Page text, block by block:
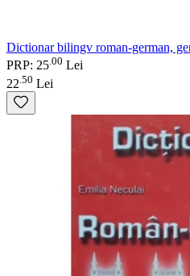
Dictionar bilingv roman-german,
PRP: 25 00 Lei
22 50 Lei